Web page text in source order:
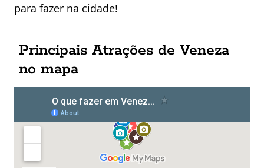
para fazer na cidade!
Principais Atrações de Veneza
no mapa